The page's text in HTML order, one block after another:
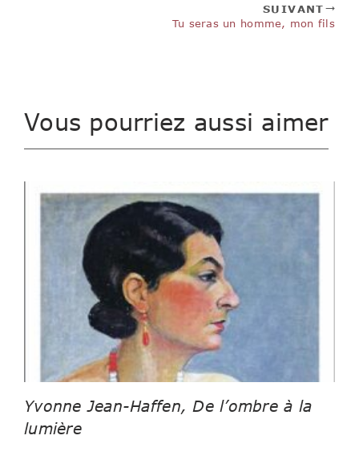
SUIVANT
Tu seras un homme, mon fils
Vous pourriez aussi aimer
Yvonne Jean-Haffen, De l’ombre à la
lumière